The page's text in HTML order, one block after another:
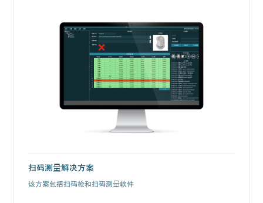
扫码测量解决方案
该方案包括扫码枪和扫码测量软件